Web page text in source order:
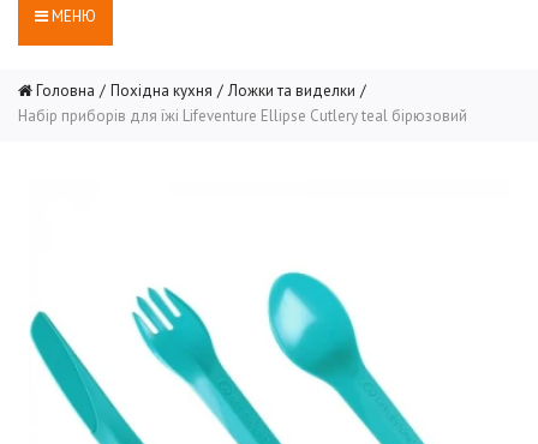
МЕНЮ
Головна Похідна кухня
Ложки та виделки
Набір приборів для їжі Lifeventure Ellipse Cutlery teal бірюзовий